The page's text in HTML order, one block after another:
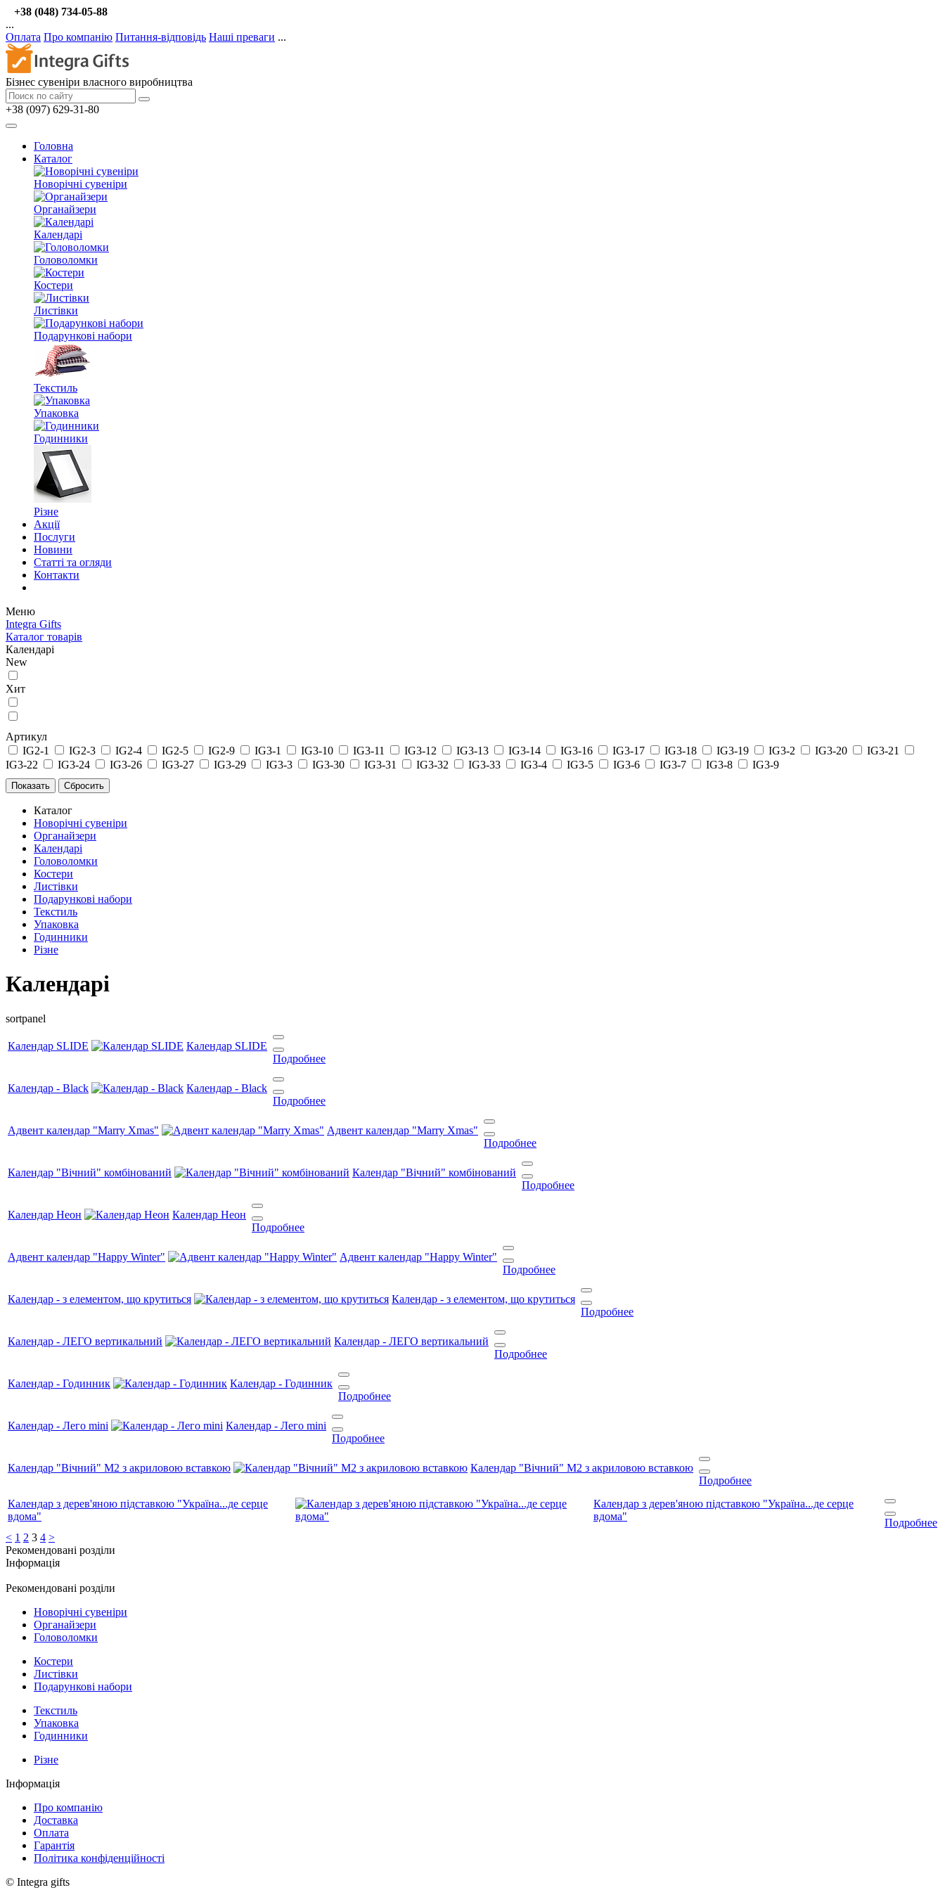
+38 (048) 734-05-88
...
Оплата Про компанію Питання-відповідь Наші преваги ...
Бізнес сувеніри власного виробництва
+38 (097) 629-31-80
Головна
Каталог
Новорічні сувеніри
Органайзери
Календарі
Головоломки
Костери
Листівки
Подарункові набори
Текстиль
Упаковка
Годинники
Різне
Акції
Послуги
Новини
Статті та огляди
Контакти
Меню
Integra Gifts
Каталог товарів
Календарі
New
Хит
Артикул
IG2-1
IG2-3 IG2-4 IG2-5 IG2-9 IG3-1 IG3-10 IG3-11 IG3-12 IG3-13 IG3-14 IG3-16 IG3-17 IG3-18 IG3-19 IG3-2 IG3-20
IG3-21
IG3-22
IG3-24 IG3-26 IG3-27 IG3-29 IG3-3 IG3-30 IG3-31 IG3-32 IG3-33 IG3-4 IG3-5 IG3-6 IG3-7 IG3-8 IG3-9
Каталог
Новорічні сувеніри
Органайзери
Календарі
Головоломки
Костери
Листівки
Подарункові набори
Текстиль
Упаковка
Годинники
Різне
Календарі
sortpanel
Календар SLIDE
Календар SLIDE
Подробнее
Календар - Black
Календар - Black
Подробнее
Адвент календар "Marry Xmas"
Адвент календар "Marry Xmas"
Подробнее
Календар "Вічний" комбінований
Календар "Вічний" комбінований
Подробнее
Календар Неон
Календар Неон
Подробнее
Адвент календар "Happy Winter"
Адвент календар "Happy Winter"
Подробнее
Календар - з елементом, що крутиться
Календар - з елементом, що крутиться
Подробнее
Календар - ЛЕГО вертикальний
Календар - ЛЕГО вертикальний
Подробнее
Календар - Годинник
Календар - Годинник
Подробнее
Календар - Лего mini
Календар - Лего mini
Подробнее
Календар "Вічний" М2 з акриловою вставкою
Календар "Вічний" М2 з акриловою вставкою
Подробнее
Календар з дерев'яною підставкою "Україна...де серце
вдома"
Календар з дерев'яною підставкою "Україна...де серце
вдома"
Подробнее
< 1 2 3 4 >
Рекомендовані розділи
Інформація
Рекомендовані розділи
Новорічні сувеніри
Органайзери
Головоломки
Костери
Листівки
Подарункові набори
Текстиль
Упаковка
Годинники
Різне
Інформація
Про компанію
Доставка
Оплата
Гарантія
Політика конфіденційності
© Integra gifts